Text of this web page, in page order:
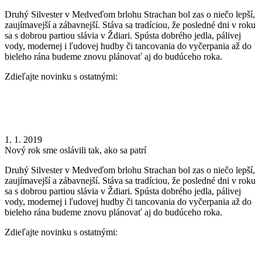
Druhý Silvester v Medveďom brlohu Strachan bol zas o niečo lepší,
zaujímavejší a zábavnejší. Stáva sa tradíciou, že posledné dni v roku
sa s dobrou partiou slávia v Ždiari. Spústa dobrého jedla, pálivej
vody, modernej i ľudovej hudby či tancovania do vyčerpania až do
bieleho rána budeme znovu plánovať aj do budúceho roka.
Zdieľajte novinku s ostatnými:
1. 1. 2019
Nový rok sme oslávili tak, ako sa patrí
Druhý Silvester v Medveďom brlohu Strachan bol zas o niečo lepší,
zaujímavejší a zábavnejší. Stáva sa tradíciou, že posledné dni v roku
sa s dobrou partiou slávia v Ždiari. Spústa dobrého jedla, pálivej
vody, modernej i ľudovej hudby či tancovania do vyčerpania až do
bieleho rána budeme znovu plánovať aj do budúceho roka.
Zdieľajte novinku s ostatnými: